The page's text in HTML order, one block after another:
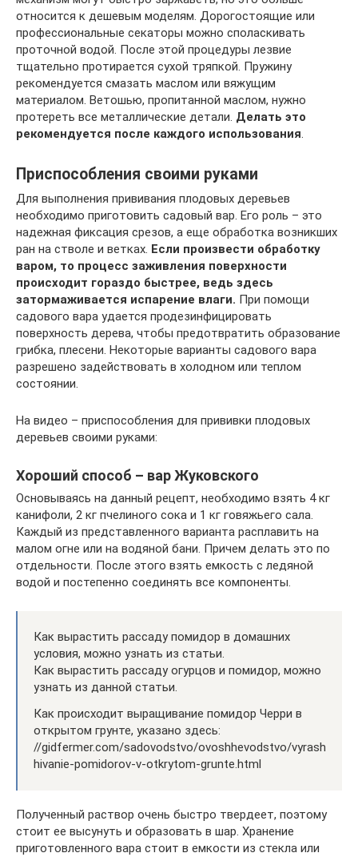
относится к дешевым моделям. Дорогостоящие или
профессиональные секаторы можно споласкивать
проточной водой. После этой процедуры лезвие
тщательно протирается сухой тряпкой. Пружину
рекомендуется смазать маслом или вяжущим
материалом. Ветошью, пропитанной маслом, нужно
протереть все металлические детали. Делать это
рекомендуется после каждого использования.
Приспособления своими руками
Для выполнения прививания плодовых деревьев
необходимо приготовить садовый вар. Его роль – это
надежная фиксация срезов, а еще обработка возникших
ран на стволе и ветках. Если произвести обработку
варом, то процесс заживления поверхности
происходит гораздо быстрее, ведь здесь
затормаживается испарение влаги. При помощи
садового вара удается продезинфицировать
поверхность дерева, чтобы предотвратить образование
грибка, плесени. Некоторые варианты садового вара
разрешено задействовать в холодном или теплом
состоянии.
На видео – приспособления для прививки плодовых
деревьев своими руками:
Хороший способ – вар Жуковского
Основываясь на данный рецепт, необходимо взять 4 кг
канифоли, 2 кг пчелиного сока и 1 кг говяжьего сала.
Каждый из представленного варианта расплавить на
малом огне или на водяной бани. Причем делать это по
отдельности. После этого взять емкость с ледяной
водой и постепенно соединять все компоненты.
Как вырастить рассаду помидор в домашних
условия, можно узнать из статьи.
Как вырастить рассаду огурцов и помидор, можно
узнать из данной статьи.
Как происходит выращивание помидор Черри в
открытом грунте, указано здесь:
//gidfermer.com/sadovodstvo/ovoshhevodstvo/vyrash
hivanie-pomidorov-v-otkrytom-grunte.html
Полученный раствор очень быстро твердеет, поэтому
стоит ее высунуть и образовать в шар. Хранение
приготовленного вара стоит в емкости из стекла или